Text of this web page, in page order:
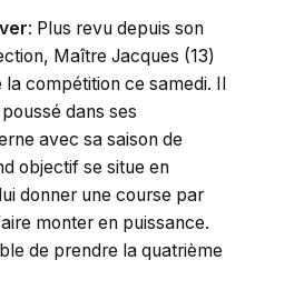
: Plus revu depuis son
Maître Jacques (13)
compétition ce samedi. Il
dans ses
avec sa saison de
objectif se situe en
donner une course par
monter en puissance.
de prendre la quatrième